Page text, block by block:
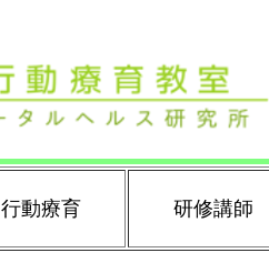
行動療育 研修講師